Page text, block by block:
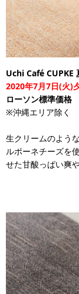
Uchi Café CUPKE
2020年7月7日(火)
ローソン標準価
※沖縄エリア除く
生クリームのよう
ルポーネチーズを
せた甘酸っぱい爽